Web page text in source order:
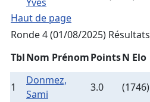
Haut de page
Ronde 4 (01/08/2025) Résultats
TblNom PrénomPointsN Elo
1
Donmez,
Sami
3.0 (1746)